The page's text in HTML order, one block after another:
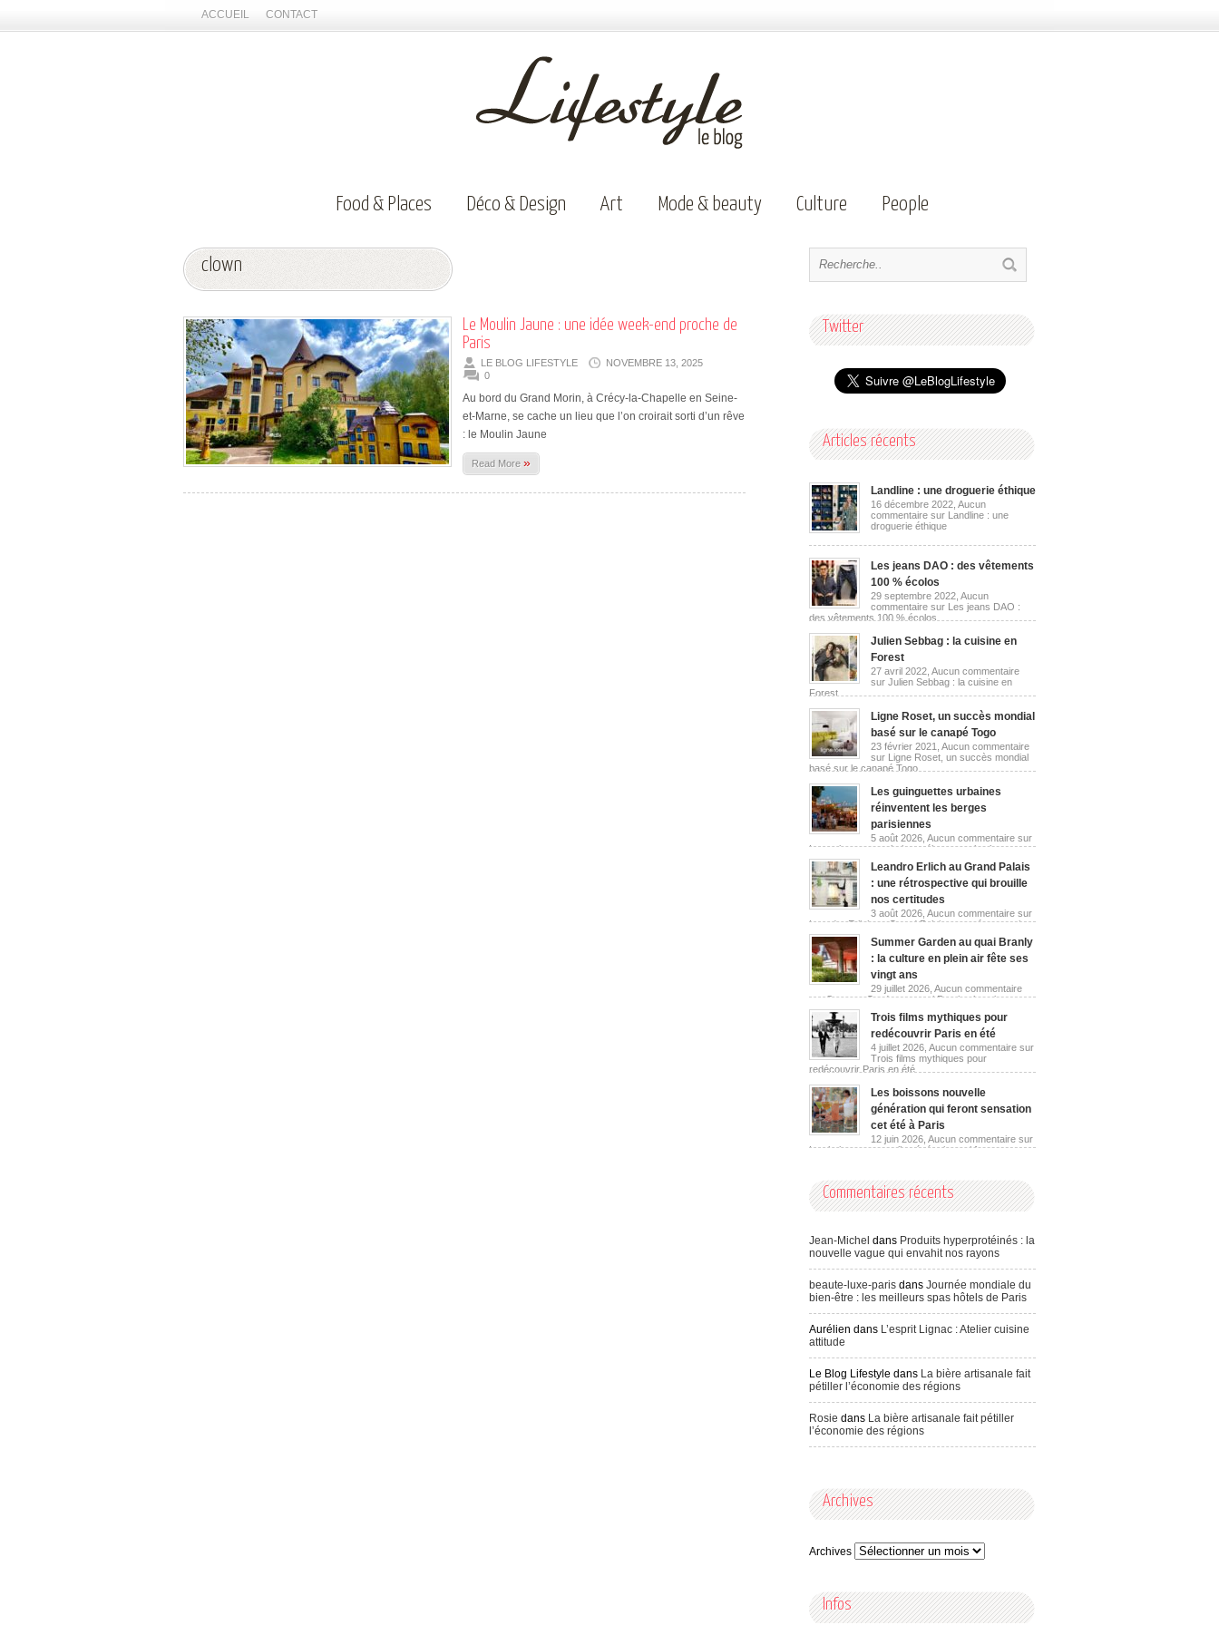
ACCUEIL CONTACT
Food & Places Déco & Design Art Mode & beauty Culture People
clown
Le Moulin Jaune : une idée week-end proche de
Paris
LE BLOG LIFESTYLE
NOVEMBRE 13, 2025
0
Au bord du Grand Morin, à Crécy-la-Chapelle en Seine-
et-Marne, se cache un lieu que l’on croirait sorti d’un rêve
: le Moulin Jaune
Read More »
Twitter
Articles récents
Landline : une droguerie éthique
16 décembre 2022, Aucun
commentaire sur Landline : une
droguerie éthique
Les jeans DAO : des vêtements
100 % écolos
29 septembre 2022, Aucun
commentaire sur Les jeans DAO :
des vêtements 100 % écolos
Julien Sebbag : la cuisine en
Forest
27 avril 2022, Aucun commentaire
sur Julien Sebbag : la cuisine en
Forest
Ligne Roset, un succès mondial
basé sur le canapé Togo
23 février 2021, Aucun commentaire
sur Ligne Roset, un succès mondial
basé sur le canapé Togo
Les guinguettes urbaines
réinventent les berges
parisiennes
5 août 2026, Aucun commentaire sur
Les guinguettes urbaines réinventent les berges
parisiennes
Leandro Erlich au Grand Palais
: une rétrospective qui brouille
nos certitudes
3 août 2026, Aucun commentaire sur
Leandro Erlich au Grand Palais : une rétrospective
qui brouille nos certitudes
Summer Garden au quai Branly
: la culture en plein air fête ses
vingt ans
29 juillet 2026, Aucun commentaire
sur Summer Garden au quai Branly : la culture en
plein air fête ses vingt ans
Trois films mythiques pour
redécouvrir Paris en été
4 juillet 2026, Aucun commentaire sur
Trois films mythiques pour
redécouvrir Paris en été
Les boissons nouvelle
génération qui feront sensation
cet été à Paris
12 juin 2026, Aucun commentaire sur
Les boissons nouvelle génération qui feront
Commentaires récents
Jean-Michel dans Produits hyperprotéinés : la
nouvelle vague qui envahit nos rayons
beaute-luxe-paris dans Journée mondiale du
bien-être : les meilleurs spas hôtels de Paris
Aurélien dans L’esprit Lignac : Atelier cuisine
attitude
Le Blog Lifestyle dans La bière artisanale fait
pétiller l’économie des régions
Rosie dans La bière artisanale fait pétiller
l’économie des régions
Archives
Archives
Infos